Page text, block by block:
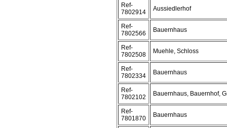
Ref-
7802914
Aussiedlerhof
Ref-
7802566
Bauernhaus
Ref-
7802508
Muehle, Schloss
Ref-
7802334
Bauernhaus
Ref-
7802102
Bauernhaus, Bauernhof,
Ref-
7801870
Bauernhaus